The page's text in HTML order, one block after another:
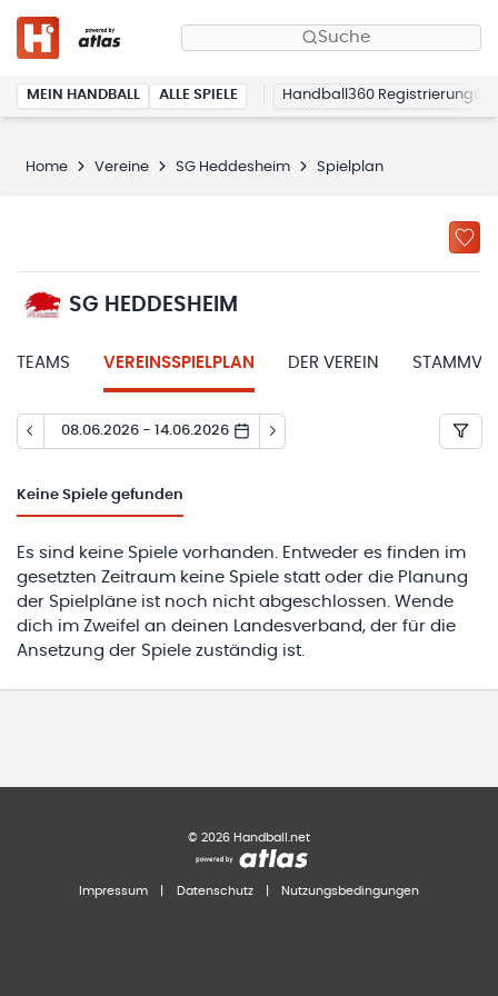
Suche
MEIN HANDBALL ALLE SPIELE Handball360 Registrierung
Home Vereine SG Heddesheim Spielplan
SG HEDDESHEIM
TEAMS VEREINSSPIELPLAN DER VEREIN
08.06.2026 - 14.06.2026
Keine Spiele gefunden
Es sind keine Spiele vorhanden. Entweder es finden im
gesetzten Zeitraum keine Spiele statt oder die Planung
der Spielpläne ist noch nicht abgeschlossen. Wende
dich im Zweifel an deinen Landesverband, der für die
Ansetzung der Spiele zuständig ist.
© 2026 Handball.net
Impressum Datenschutz Nutzungsbedingungen